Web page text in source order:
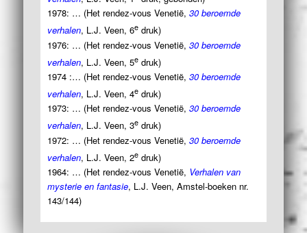
1978: … (Het rendez-vous Venetië, 30 beroemde
verhalen, L.J. Veen, 6edruk)
1976: … (Het rendez-vous Venetië, 30 beroemde
verhalen, L.J. Veen, 5edruk)
1974 :… (Het rendez-vous Venetië, 30 beroemde
verhalen, L.J. Veen, 4edruk)
1973: … (Het rendez-vous Venetië, 30 beroemde
verhalen, L.J. Veen, 3edruk)
1972: … (Het rendez-vous Venetië, 30 beroemde
verhalen, L.J. Veen, 2edruk)
1964: … (Het rendez-vous Venetië, Verhalen van
mysterie en fantasie, L.J. Veen, Amstel-boeken nr.
143/144)